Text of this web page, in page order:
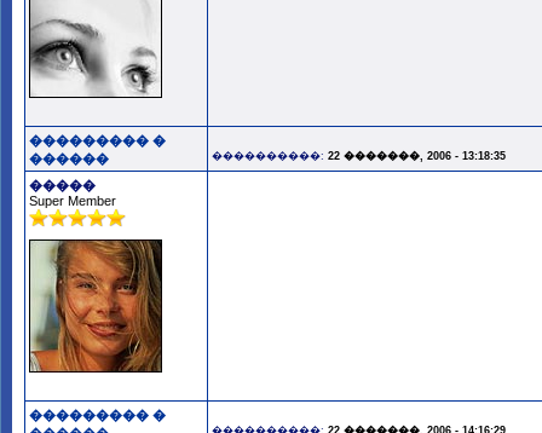
��������� �
������
����������: 22 �������, 2006 - 13:18:35
�����
Super Member
��������� �
����������: 22 �������, 2006 - 14:16:29